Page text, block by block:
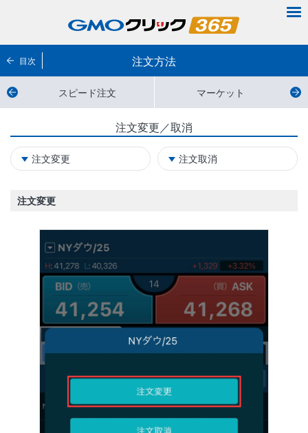
注文方法
目次
スピード注文 マーケット
注文変更／取消
注文変更 注文取消
注文変更